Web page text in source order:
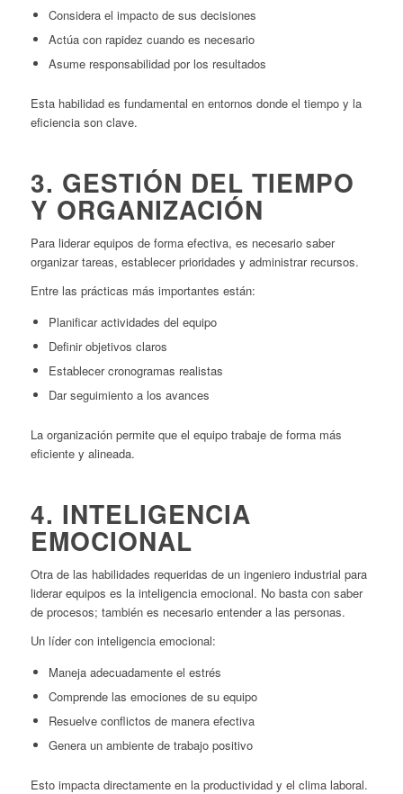
Considera el impacto de sus decisiones
Actúa con rapidez cuando es necesario
Asume responsabilidad por los resultados
Esta habilidad es fundamental en entornos donde el tiempo y la
eficiencia son clave.
3. GESTIÓN DEL TIEMPO
Y ORGANIZACIÓN
Para liderar equipos de forma efectiva, es necesario saber
organizar tareas, establecer prioridades y administrar recursos.
Entre las prácticas más importantes están:
Planificar actividades del equipo
Definir objetivos claros
Establecer cronogramas realistas
Dar seguimiento a los avances
La organización permite que el equipo trabaje de forma más
eficiente y alineada.
4. INTELIGENCIA
EMOCIONAL
Otra de las habilidades requeridas de un ingeniero industrial para
liderar equipos es la inteligencia emocional. No basta con saber
de procesos; también es necesario entender a las personas.
Un líder con inteligencia emocional:
Maneja adecuadamente el estrés
Comprende las emociones de su equipo
Resuelve conflictos de manera efectiva
Genera un ambiente de trabajo positivo
Esto impacta directamente en la productividad y el clima laboral.